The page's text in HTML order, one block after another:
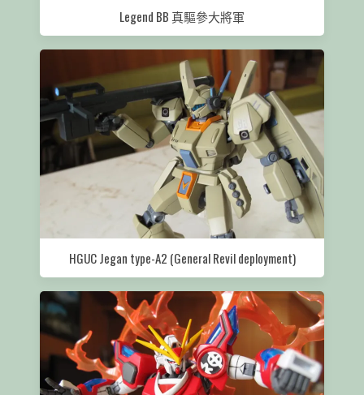
Legend BB 真驅參大將軍
HGUC Jegan type-A2 (General Revil deployment)